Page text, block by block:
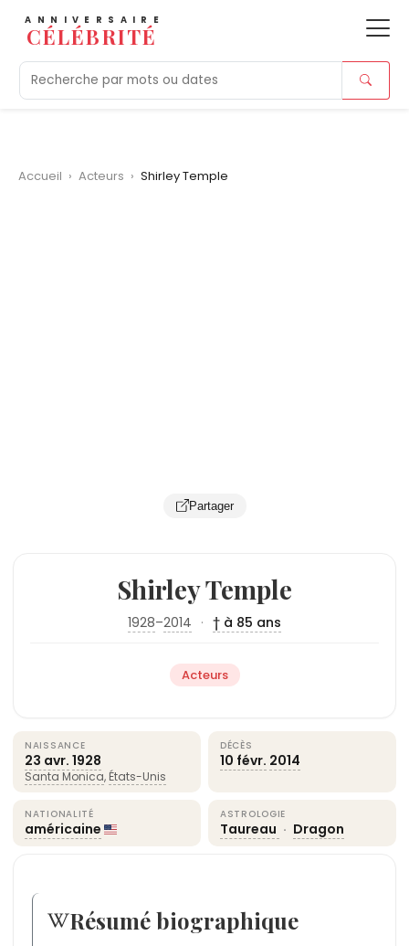
ANNIVERSAIRE
CÉLÉBRITÉ
Aujourd'hui Tendances Morts
Accueil › Acteurs › Shirley Temple
Partager
Shirley Temple
1928–2014 · † à 85 ans
Acteurs
NAISSANCE
23 avr. 1928
Santa Monica, États-Unis
DÉCÈS
10 févr. 2014
NATIONALITÉ
américaine
ASTROLOGIE
Taureau · Dragon
Résumé biographique